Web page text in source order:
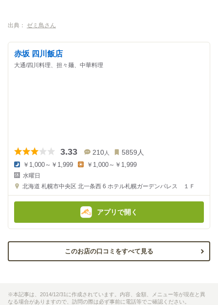
出典： ゼミ鳥さん
赤坂 四川飯店
大通/四川料理、担々麺、中華料理
3.33 210人 5859 人
夜
の
金
￥1,000～￥1,999
金
額
￥1,000～￥1,999
水曜日
北海道 札幌市中央区 北一条西 6 ホテル札幌ガーデンパレス １Ｆ
アプリで開く
このお店の口コミをすべて見る
※本記事は、2014/12/31に作成されています。内容、金額、メニュー等が現在と異
なる場合がありますので、訪問の際は必ず事前に電話等でご確認ください。